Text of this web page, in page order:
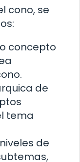
cono, se
concepto
de
tema
de